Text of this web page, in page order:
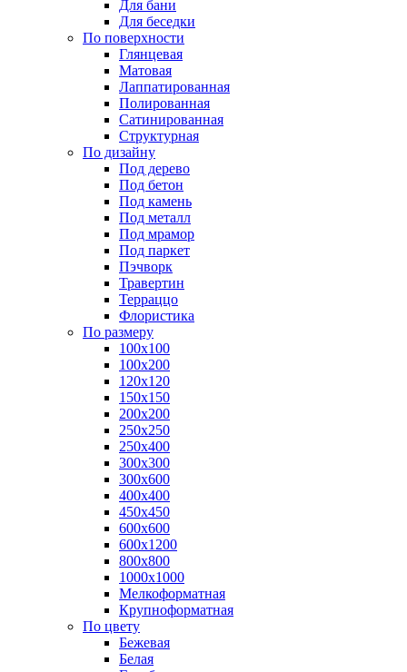
Для бани
Для беседки
По поверхности
Глянцевая
Матовая
Лаппатированная
Полированная
Сатинированная
Структурная
По дизайну
Под дерево
Под бетон
Под камень
Под металл
Под мрамор
Под паркет
Пэчворк
Травертин
Терраццо
Флористика
По размеру
100х100
100х200
120х120
150х150
200х200
250х250
250х400
300х300
300х600
400х400
450х450
600х600
600х1200
800х800
1000х1000
Мелкоформатная
Крупноформатная
По цвету
Бежевая
Белая